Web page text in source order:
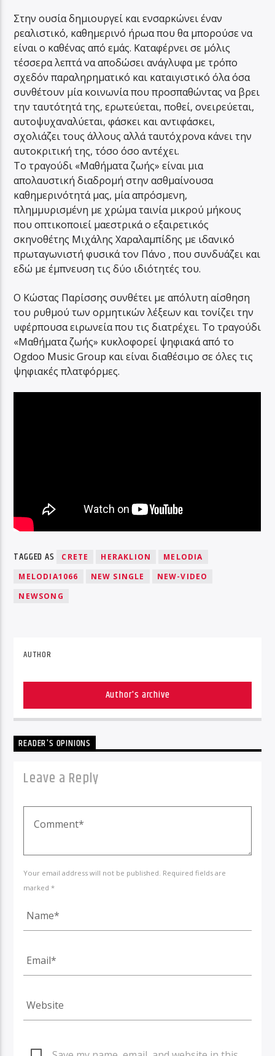
Στην ουσία δημιουργεί και ενσαρκώνει έναν
ρεαλιστικό, καθημερινό ήρωα που θα μπορούσε να
είναι ο καθένας από εμάς. Καταφέρνει σε μόλις
τέσσερα λεπτά να αποδώσει ανάγλυφα με τρόπο
σχεδόν παραληρηματικό και καταιγιστικό όλα όσα
συνθέτουν μία κοινωνία που προσπαθώντας να βρει
την ταυτότητά της, ερωτεύεται, ποθεί, ονειρεύεται,
αυτοψυχαναλύεται, φάσκει και αντιφάσκει,
σχολιάζει τους άλλους αλλά ταυτόχρονα κάνει την
αυτοκριτική της, τόσο όσο αντέχει.
Το τραγούδι «Μαθήματα ζωής» είναι μια
απολαυστική διαδρομή στην ασθμαίνουσα
καθημερινότητά μας, μία απρόσμενη,
πλημμυρισμένη με χρώμα ταινία μικρού μήκους
που οπτικοποιεί μαεστρικά ο εξαιρετικός
σκηνοθέτης Μιχάλης Χαραλαμπίδης με ιδανικό
πρωταγωνιστή φυσικά τον Πάνο , που συνδυάζει και
εδώ με έμπνευση τις δύο ιδιότητές του.
Ο Κώστας Παρίσσης συνθέτει με απόλυτη αίσθηση
του ρυθμού των ορμητικών λέξεων και τονίζει την
υφέρπουσα ειρωνεία που τις διατρέχει. Το τραγούδι
«Μαθήματα ζωής» κυκλοφορεί ψηφιακά από το
Ogdoo Music Group και είναι διαθέσιμο σε όλες τις
ψηφιακές πλατφόρμες.
TAGGED AS CRETE HERAKLION
MELODIA
MELODIA1066
NEW SINGLE
NEW-VIDEO
NEWSONG
AUTHOR
Author's archive
READER'S OPINIONS
Leave a Reply
Your email address will not be published. Required fields are
marked *